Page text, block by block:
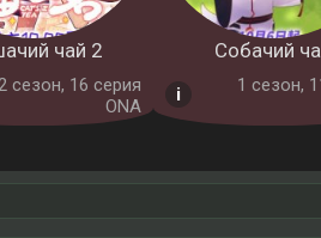
чай 2
cезон, 16 серия
ONA
Собачий
1 cезон,